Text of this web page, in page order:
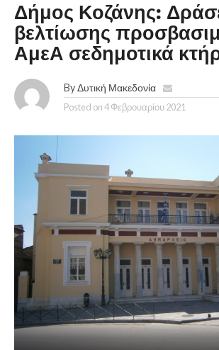
Δήμος Κοζάνης:
βελτίωσης
ΑμεΑ σεδημοτικά
By Δυτική Μακεδονία
Posted on4 Φεβρουαρίου 2021